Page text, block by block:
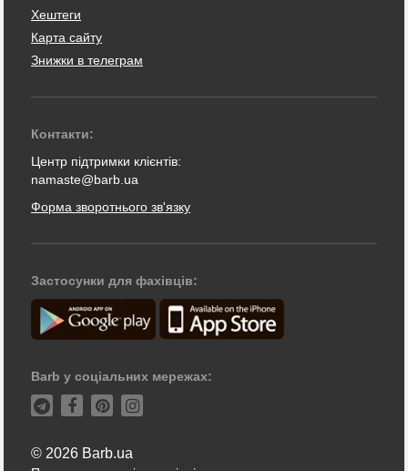
Хештеги
Карта сайту
Знижки в телеграм
Контакти:
Центр підтримки клієнтів:
namaste@barb.ua
Форма зворотнього зв'язку
Застосунки для фахівців:
Barb у соціальних мережах:
© 2026 Barb.ua